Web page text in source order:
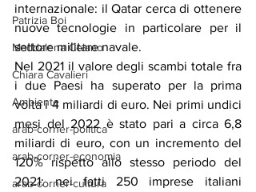
Patrizia Boi
Maddalena Celano
Chiara Cavalieri
Ambiente
arab-corner-politica
arab-corner-economia
arab-corner-cultura
internazionale: il Qatar cerca di ottenere
nuove tecnologie in particolare per il
settore militare navale.
Nel 2021 il valore degli scambi totale fra
i due Paesi ha superato per la prima
volta i 4 miliardi di euro. Nei primi undici
mesi del 2022 è stato pari a circa 6,8
miliardi di euro, con un incremento del
120% rispetto allo stesso periodo del
2021: nei fatti 250 imprese italiani